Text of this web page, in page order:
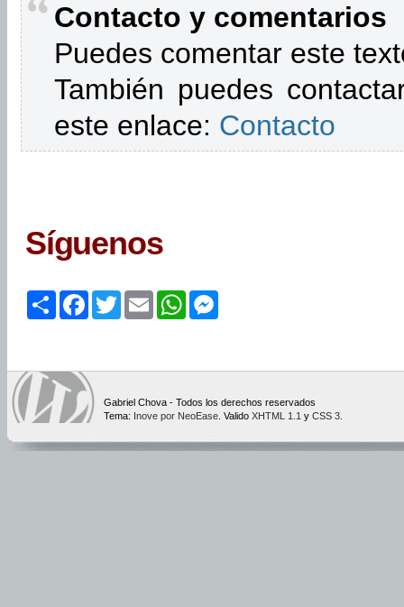
Contacto y comentarios
Puedes comentar este
También puedes
este enlace: Contacto
Síguenos
ShareFacebook
TwitterEmailWhatsApp
Gabriel Chova - Todos los derechos reservados
Tema: Inove por NeoEase . Valido XHTML 1.1 y CSS 3